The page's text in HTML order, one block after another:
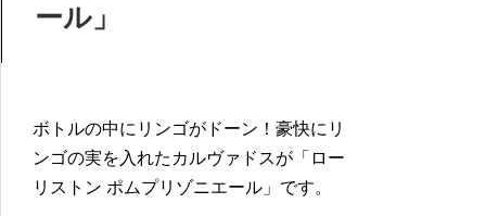
ール」
ボトルの中にリンゴがドーン！豪快にリ
ンゴの実を入れたカルヴァドスが「ロー
リストン ポムプリゾニエール」です。